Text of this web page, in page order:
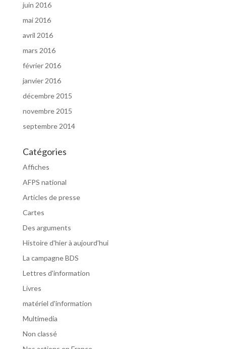
juin 2016
mai 2016
avril 2016
mars 2016
février 2016
janvier 2016
décembre 2015
novembre 2015
septembre 2014
Catégories
Affiches
AFPS national
Articles de presse
Cartes
Des arguments
Histoire d'hier à aujourd'hui
La campagne BDS
Lettres d'information
Livres
matériel d'information
Multimedia
Non classé